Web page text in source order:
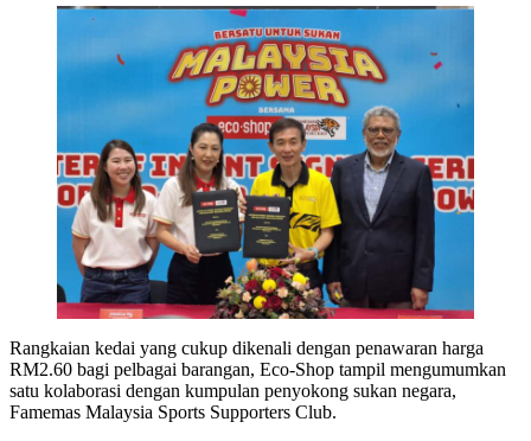
Rangkaian kedai yang cukup dikenali dengan penawaran harga
RM2.60 bagi pelbagai barangan, Eco-Shop tampil mengumumkan
satu kolaborasi dengan kumpulan penyokong sukan negara,
Famemas Malaysia Sports Supporters Club.